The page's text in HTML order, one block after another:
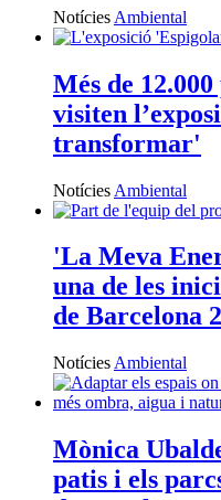
Notícies Ambiental
Més de
visiten
transformar'
Notícies Ambiental
'La Meva
una de les
de Barcelona
Notícies Ambiental
Mònica
patis i els